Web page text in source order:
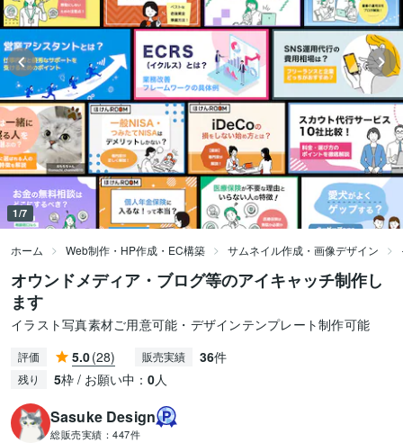
1/7
ホーム Web制作・HP作成・EC構築 サムネイル作成・画像デザイン
オウンドメディア・ブログ等のアイキャッチ制作し
ます
イラスト写真素材ご用意可能・デザインテンプレート制作可能
評価 5.0(28) 販売実績 36件
残り 5枠 / お願い中： 0人
Sasuke Design
総販売実績： 447件